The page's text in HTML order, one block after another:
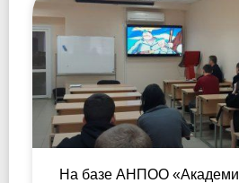
На базе АНПОО